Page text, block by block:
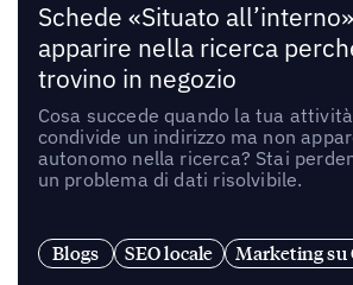
Schede «Situato
apparire nella ricerca
trovino in negozio
Cosa succede quando la tua
condivide un indirizzo ma non
autonomo nella ricerca? Stai
un problema di dati risolvibile.
Blogs SEO locale Marketing su